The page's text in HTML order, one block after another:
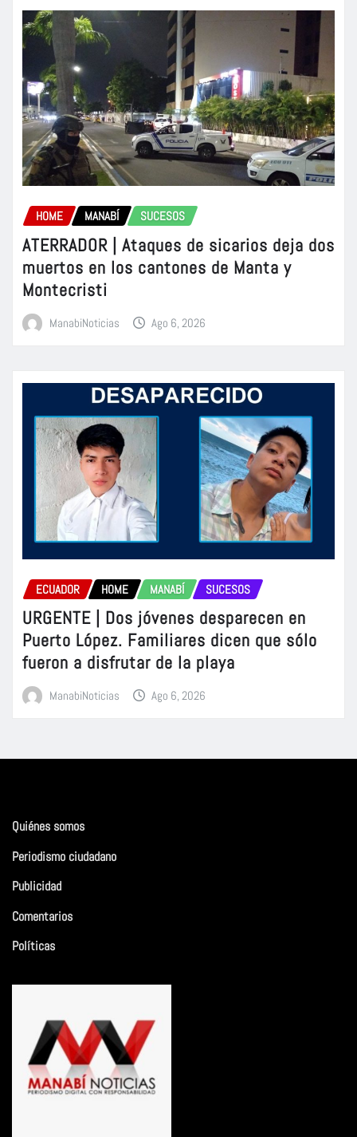
HOME MANABÍ SUCESOS
ATERRADOR | Ataques de sicarios deja dos
muertos en los cantones de Manta y
Montecristi
ManabiNoticias Ago 6, 2026
ECUADOR HOME MANABÍ SUCESOS
URGENTE | Dos jóvenes desparecen en
Puerto López. Familiares dicen que sólo
fueron a disfrutar de la playa
ManabiNoticias Ago 6, 2026
Quiénes somos
Periodismo ciudadano
Publicidad
Comentarios
Políticas